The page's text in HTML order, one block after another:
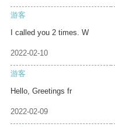
游客
I called you 2 times. W
2022-02-10
游客
Hello, Greetings fr
2022-02-09